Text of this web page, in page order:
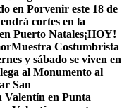
en Porvenir este 18 de
cortes en la
Puerto Natales¡HOY!
Muestra Costumbrista
y sábado se viven en
al Monumento al
San
Valentín en Punta